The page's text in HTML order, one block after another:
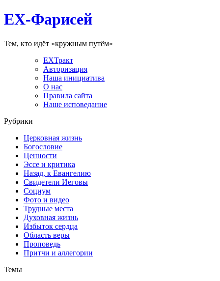
EX-Фарисей
Тем, кто идёт «кружным путём»
EXТракт
Авторизация
Наша инициатива
О нас
Правила сайта
Наше исповедание
Рубрики
Церковная жизнь
Богословие
Ценности
Эссе и критика
Назад, к Евангелию
Свидетели Иеговы
Социум
Фото и видео
Трудные места
Духовная жизнь
Избыток сердца
Область веры
Проповедь
Притчи и аллегории
Темы